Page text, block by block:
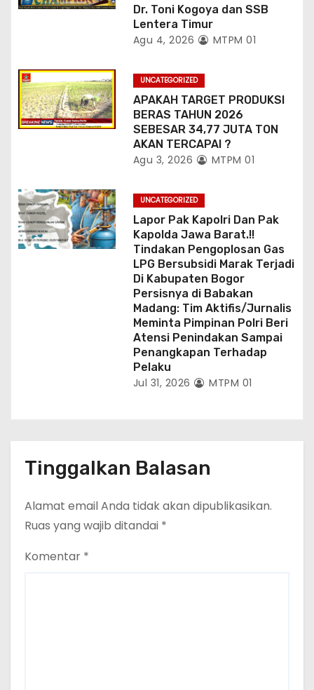
Dr. Toni Kogoya dan SSB
Lentera Timur
Agu 4, 2026 MTPM 01
UNCATEGORIZED
APAKAH TARGET PRODUKSI
BERAS TAHUN 2026
SEBESAR 34,77 JUTA TON
AKAN TERCAPAI ?
Agu 3, 2026 MTPM 01
UNCATEGORIZED
Lapor Pak Kapolri Dan Pak
Kapolda Jawa Barat.!!
Tindakan Pengoplosan Gas
LPG Bersubsidi Marak Terjadi
Di Kabupaten Bogor
Persisnya di Babakan
Madang: Tim Aktifis/Jurnalis
Meminta Pimpinan Polri Beri
Atensi Penindakan Sampai
Penangkapan Terhadap
Pelaku
Jul 31, 2026 MTPM 01
Tinggalkan Balasan
Alamat email Anda tidak akan dipublikasikan.
Ruas yang wajib ditandai *
Komentar *